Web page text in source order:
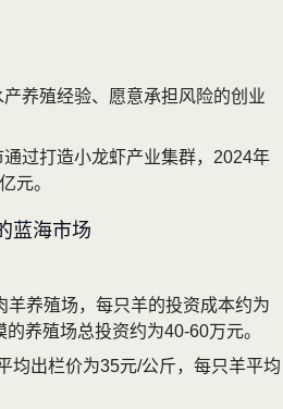
产养殖经验、愿意承担风险的创业
通过打造小龙虾产业集群，2024年
元。
蓝海市场
羊养殖场，每只羊的投资成本约为
养殖场总投资约为40-60万元。
均出栏价为35元/公斤，每只羊平均